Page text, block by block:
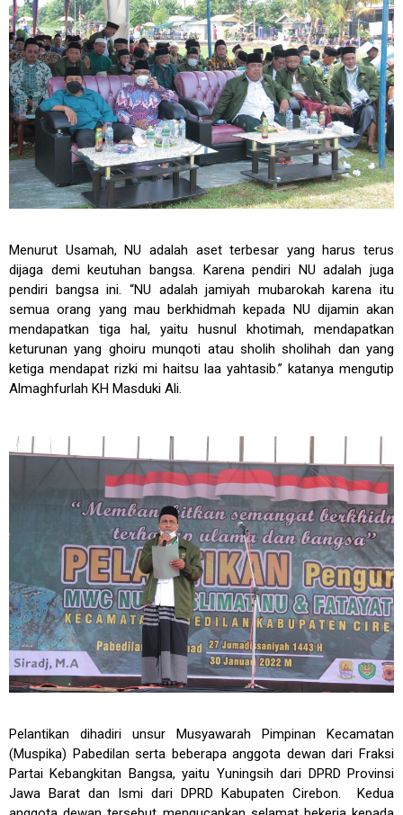
Menurut Usamah, NU adalah aset terbesar yang harus terus
dijaga demi keutuhan bangsa. Karena pendiri NU adalah juga
pendiri bangsa ini. “NU adalah jamiyah mubarokah karena itu
semua orang yang mau berkhidmah kepada NU dijamin akan
mendapatkan tiga hal, yaitu husnul khotimah, mendapatkan
keturunan yang ghoiru munqoti atau sholih sholihah dan yang
ketiga mendapat rizki mi haitsu laa yahtasib.” katanya mengutip
Almaghfurlah KH Masduki Ali.
Pelantikan dihadiri unsur Musyawarah Pimpinan Kecamatan
(Muspika) Pabedilan serta beberapa anggota dewan dari Fraksi
Partai Kebangkitan Bangsa, yaitu Yuningsih dari DPRD Provinsi
Jawa Barat dan Ismi dari DPRD Kabupaten Cirebon. Kedua